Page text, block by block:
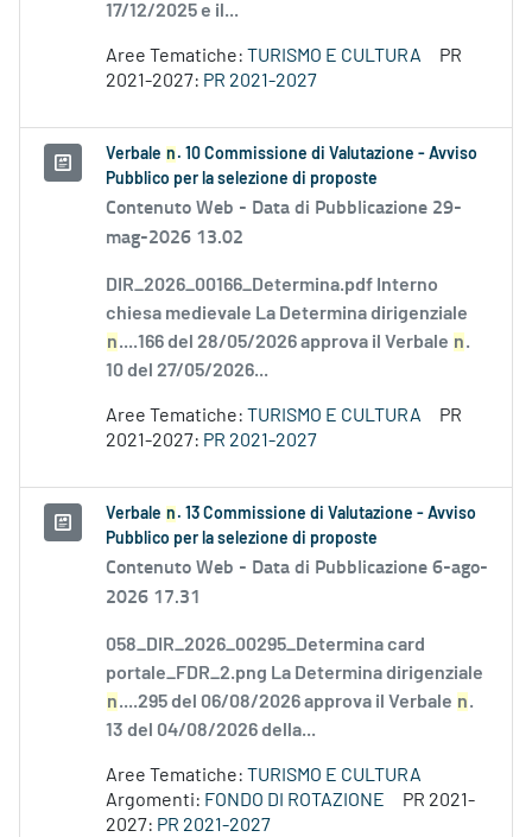
17/12/2025 e il...
Aree Tematiche: TURISMO E CULTURA
PR
2021-2027: PR 2021-2027
Verbale n . 10 Commissione di Valutazione - Avviso
Pubblico per la selezione di proposte
Contenuto Web - Data di Pubblicazione 29-
mag-2026 13.02
DIR_2026_00166_Determina.pdf Interno
chiesa medievale La Determina dirigenziale
n....166 del 28/05/2026 approva il Verbale n.
10 del 27/05/2026...
Aree Tematiche: TURISMO E CULTURA
PR
2021-2027: PR 2021-2027
Verbale n . 13 Commissione di Valutazione - Avviso
Pubblico per la selezione di proposte
Contenuto Web - Data di Pubblicazione 6-ago-
2026 17.31
058_DIR_2026_00295_Determina card
portale_FDR_2.png La Determina dirigenziale
n....295 del 06/08/2026 approva il Verbale n.
13 del 04/08/2026 della...
Aree Tematiche: TURISMO E CULTURA
Argomenti: FONDO DI ROTAZIONE
PR 2021-
2027: PR 2021-2027